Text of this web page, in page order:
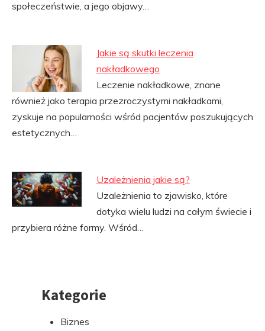
społeczeństwie, a jego objawy…
Jakie są skutki leczenia
nakładkowego
Leczenie nakładkowe, znane
również jako terapia przezroczystymi nakładkami,
zyskuje na popularności wśród pacjentów poszukujących
estetycznych…
Uzależnienia jakie są?
Uzależnienia to zjawisko, które
dotyka wielu ludzi na całym świecie i
przybiera różne formy. Wśród…
PrzejdźKategorie
Biznes